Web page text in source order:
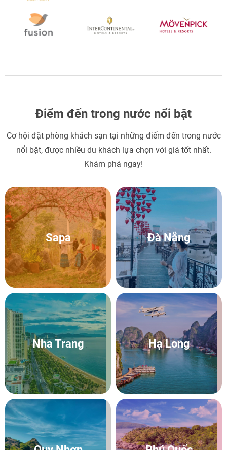
Điểm đến trong nước nổi bật
Cơ hội đặt phòng khách sạn tại những điểm đến trong nước
nổi bật, được nhiều du khách lựa chọn với giá tốt nhất.
Khám phá ngay!
Sapa Đà Nẵng
Nha Trang Hạ Long